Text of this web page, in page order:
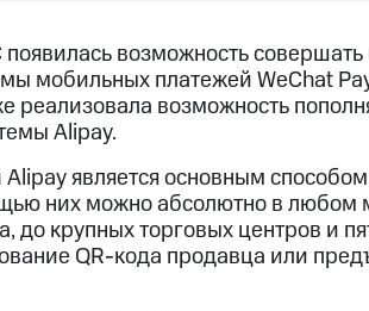
возможность
мобильных платежей WeChat
реализовала возможность
Alipay.
является основным
них можно абсолютно в любом
до крупных торговых центров и
QR-кода продавца или